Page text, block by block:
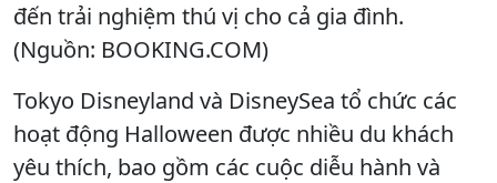
đến trải nghiệm thú vị cho cả gia đình.
(Nguồn: BOOKING.COM)
Tokyo Disneyland và DisneySea tổ chức các
hoạt động Halloween được nhiều du khách
yêu thích, bao gồm các cuộc diễu hành và